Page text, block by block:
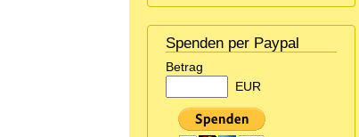
Spenden per Paypal
Betrag
EUR